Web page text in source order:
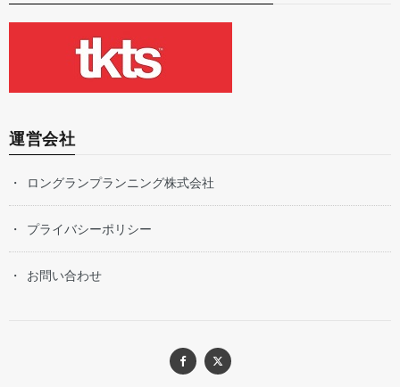
運営会社
ロングランプランニング株式会社
プライバシーポリシー
お問い合わせ